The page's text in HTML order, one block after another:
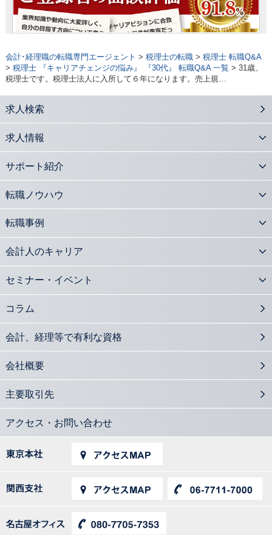
会計･経理職の転職専門エージェント > 税理士の転職> 税理士 転職Q&A
> 税理士 『キャリアチェンジの悩み』 『30代』 転職Q&A 一覧 > 31歳、
税理士です。税理士法人に入所して６年になります。売上規…
求人検索
求人情報
サポート紹介
転職ノウハウ
転職事例
会計人のキャリア
セミナー・イベント
コラム
会計、経理等で有利な資格
会社概要
主要取引先
アクセス・お問い合わせ